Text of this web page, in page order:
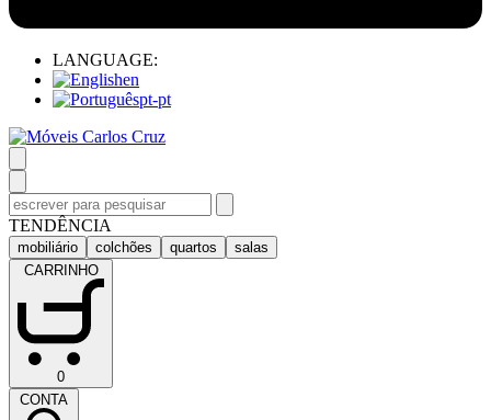
LANGUAGE:
en
pt-pt
Pesquisar
por:
TENDÊNCIA
mobiliário colchões quartos
salas
CARRINHO
0CARRINHO
(0)
CONTA
CONTA